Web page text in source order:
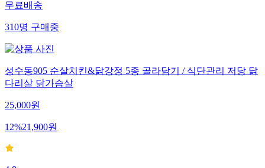
무료배송
310명구매중
성수동905 순살치킨&닭강정 5종 골라담기 / 식단관리 저당 닭
다리살 닭가슴살
25,000원
12%21,900원